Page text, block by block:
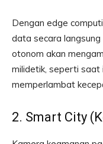
Dengan edge
data secara langsung
otonom akan
milidetik, seperti saat
memperlambat
2. Smart City